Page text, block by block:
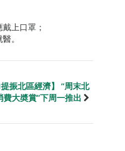
上口罩；
。
提振北區經濟】 “周末北
費大奬賞”下周一推出